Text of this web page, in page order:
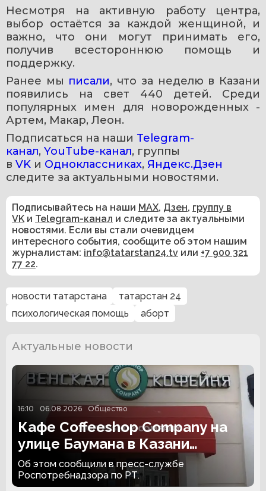
Несмотря на активную работу центра,
выбор остаётся за каждой женщиной, и
важно, что они могут принимать его,
получив всестороннюю помощь и
поддержку.
Ранее мы писали, что за неделю в Казани
появились на свет 440 детей. Среди
популярных имен для новорожденных -
Артем, Макар, Леон.
Подписаться на наши Telegram-
канал, YouTube-канал, группы
в VK и Одноклассниках,
следите за актуальными новостями.
Подписывайтесь на наши MAX, Дзен, группу в
VK и Telegram-канал и следите за актуальными
новостями. Если вы стали очевидцем
интересного события, сообщите об этом нашим
журналистам: info@tatarstan24.tv или +7 900 321
77 22.
новости татарстана
татарстан 24
психологическая помощь
аборт
Актуальные новости
16:10 06.08.2026 Общество
Кафе Coffeeshop Company на
улице Баумана в Казани
закрыли на 30 суток
Об этом сообщили в пресс-службе
Роспотребнадзора по РТ.